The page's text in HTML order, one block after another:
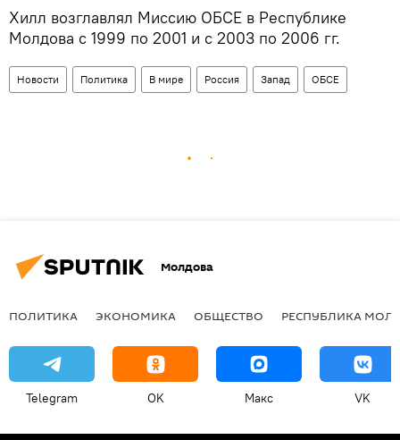
Хилл возглавлял Миссию ОБСЕ в Республике
Молдова с 1999 по 2001 и с 2003 по 2006 гг.
Новости Политика В мире Россия Запад ОБСЕ
Молдова
ПОЛИТИКА ЭКОНОМИКА ОБЩЕСТВО РЕСПУБЛИКА
Telegram OK Макс VK